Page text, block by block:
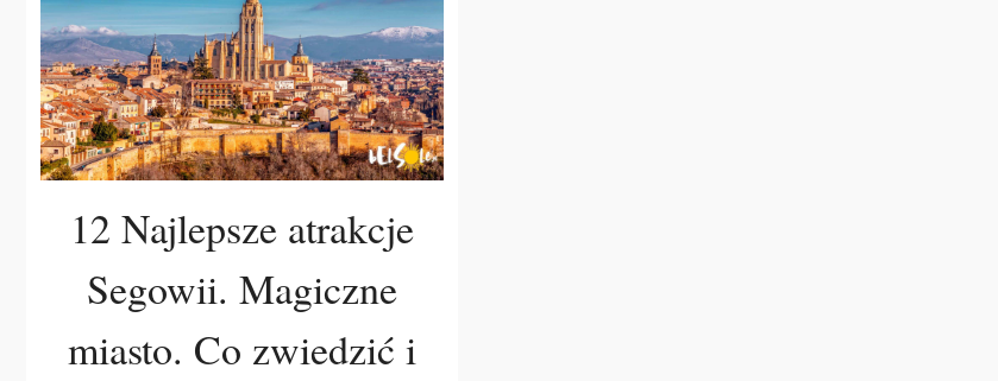
12 Najlepsze atrakcje
Segowii. Magiczne
miasto. Co zwiedzić i